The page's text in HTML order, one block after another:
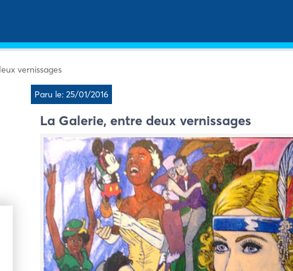
vernissages
Paru le: 25/01/2016
La Galerie, entre deux vernissages